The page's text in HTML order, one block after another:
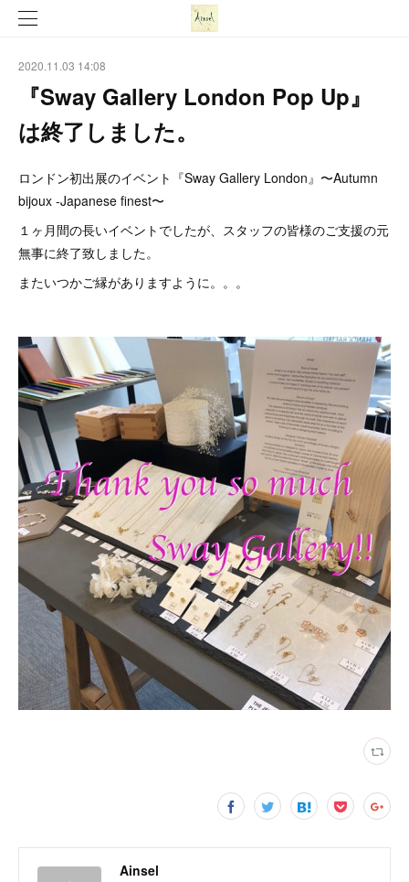
2020.11.03 14:08
『Sway Gallery London Pop Up』
は終了しました。
ロンドン初出展のイベント『Sway Gallery London』〜Autumn
bijoux -Japanese finest〜
１ヶ月間の長いイベントでしたが、スタッフの皆様のご支援の元
無事に終了致しました。
またいつかご縁がありますように。。。
Ainsel